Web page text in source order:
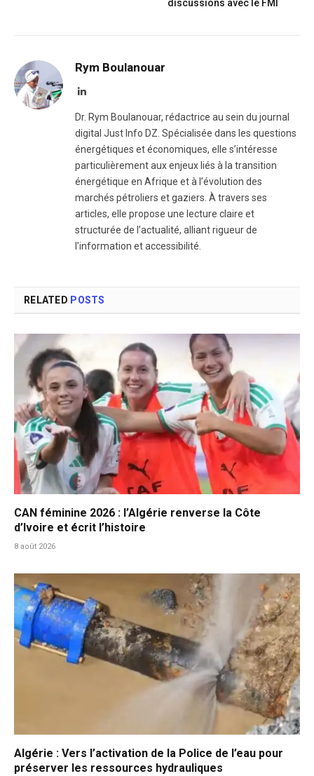
discussions avec le FMI
Rym Boulanouar
LinkedIn
Dr. Rym Boulanouar, rédactrice au sein du journal
digital Just Info DZ. Spécialisée dans les questions
énergétiques et économiques, elle s’intéresse
particulièrement aux enjeux liés à la transition
énergétique en Afrique et à l’évolution des
marchés pétroliers et gaziers. À travers ses
articles, elle propose une lecture claire et
structurée de l’actualité, alliant rigueur de
l’information et accessibilité.
RELATED POSTS
CAN féminine 2026 : l’Algérie renverse la Côte
d’Ivoire et écrit l’histoire
8 août 2026
Algérie : Vers l’activation de la Police de l’eau pour
préserver les ressources hydrauliques